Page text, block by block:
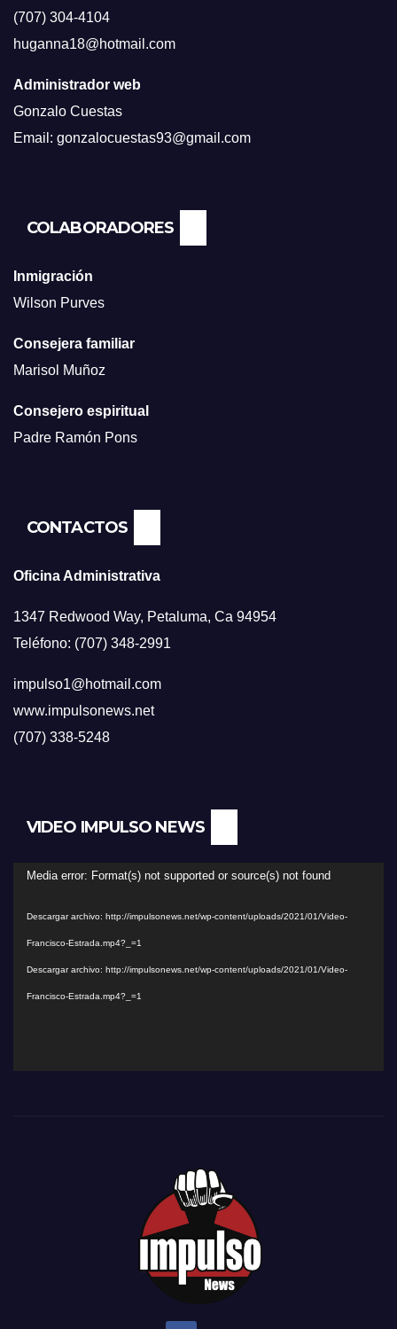
(707) 304-4104
huganna18@hotmail.com
Administrador web
Gonzalo Cuestas
Email: gonzalocuestas93@gmail.com
COLABORADORES
Inmigración
Wilson Purves
Consejera familiar
Marisol Muñoz
Consejero espiritual
Padre Ramón Pons
CONTACTOS
Oficina Administrativa
1347 Redwood Way, Petaluma, Ca 94954
Teléfono: (707) 348-2991
impulso1@hotmail.com
www.impulsonews.net
(707) 338-5248
VIDEO IMPULSO NEWS
Reproductor
Media error: Format(s) not supported or source(s) not found
Descargar archivo: http://impulsonews.net/wp-content/uploads/2021/01/Video-
Francisco-Estrada.mp4?_=1
Descargar archivo: http://impulsonews.net/wp-content/uploads/2021/01/Video-
Francisco-Estrada.mp4?_=1